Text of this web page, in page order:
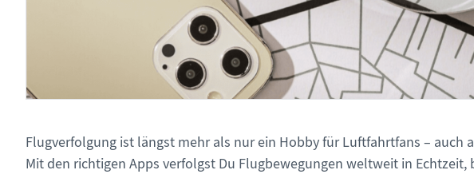
Flugverfolgung ist längst mehr als nur ein Hobby für Luftfahrtfans –
Mit den richtigen Apps verfolgst Du Flugbewegungen weltweit in